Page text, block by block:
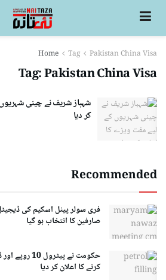
Home Tag Pakistan China Visa
Tag:Pakistan China Visa
شہباز شریف نے چینی
کر دیا
Recommended
فری سولر پینل اسکیم کی
صارفین کا انتخاب ہو گیا
کرنے کا اعلان کر دیا